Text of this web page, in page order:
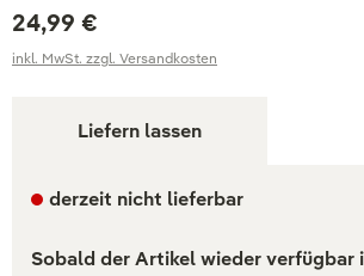
24,99 €
inkl. MwSt. zzgl. Versandkosten
Liefern lassen
derzeit nicht lieferbar
Sobald der Artikel wieder verfügbar